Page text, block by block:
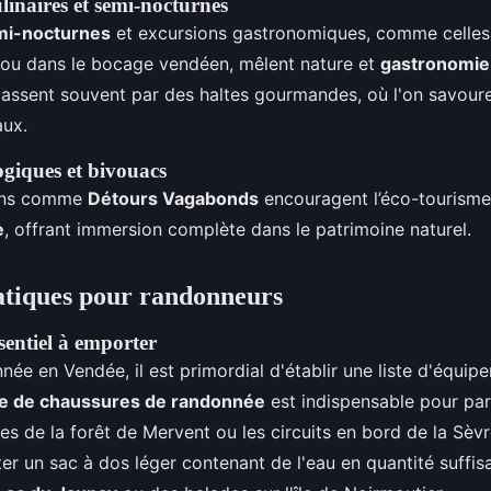
et semi-nocturnes
nocturnes et excursions gastronomiques, comme
dans le bocage vendéen, mêlent nature et
souvent par des haltes gourmandes, où l'on
et bivouacs
comme Détours Vagabonds encouragent l’éco-
, offrant immersion complète dans le patrimoine naturel.
pour randonneurs
à emporter
en Vendée, il est primordial d'établir une liste
de chaussures de randonnée est indispensable pour
de la forêt de Mervent ou les circuits en bord de la
un sac à dos léger contenant de l'eau en quantité